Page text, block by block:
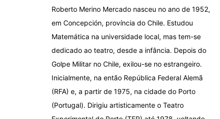
Roberto Merino Mercado nasceu no ano de 1952,
em Concepción, província do Chile. Estudou
Matemática na universidade local, mas tem-se
dedicado ao teatro, desde a infância. Depois do
Golpe Militar no Chile, exilou-se no estrangeiro.
Inicialmente, na então República Federal Alemã
(RFA) e, a partir de 1975, na cidade do Porto
(Portugal). Dirigiu artisticamente o Teatro